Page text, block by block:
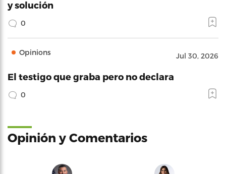
y solución
0
Opinions Jul 30, 2026
El testigo que graba pero no declara
0
Opinión y Comentarios